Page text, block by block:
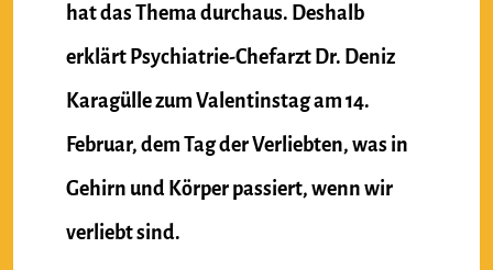
hat das Thema durchaus. Deshalb
erklärt Psychiatrie-Chefarzt Dr. Deniz
Karagülle zum Valentinstag am 14.
Februar, dem Tag der Verliebten, was in
Gehirn und Körper passiert, wenn wir
verliebt sind.